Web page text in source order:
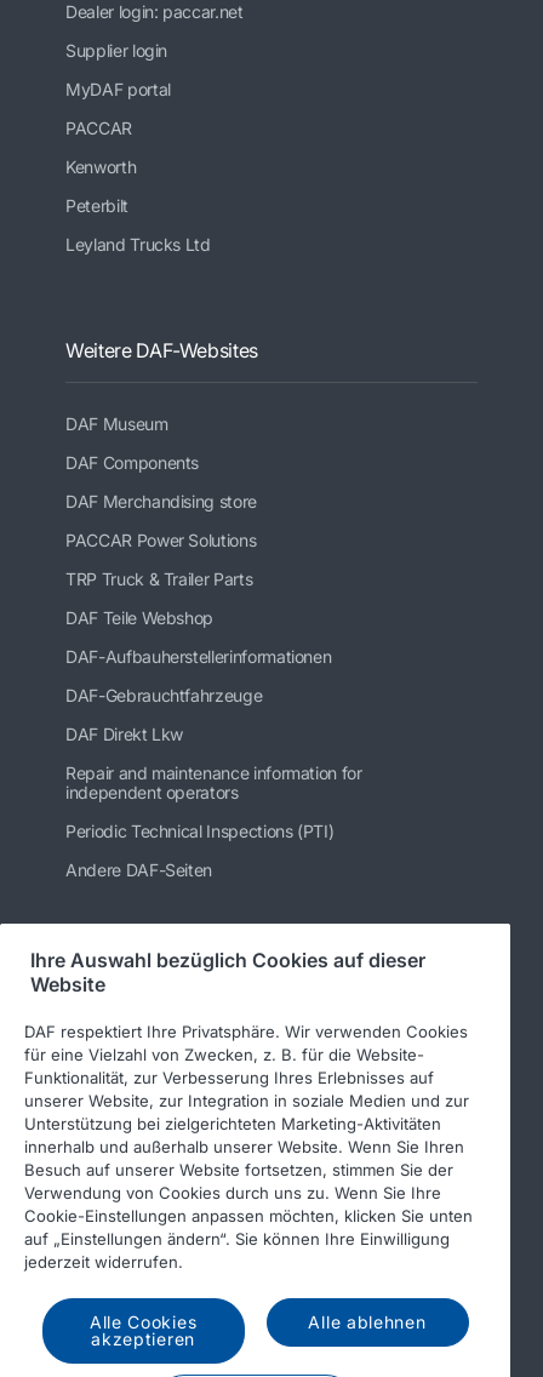
Dealer login: paccar.net
Supplier login
MyDAF portal
PACCAR
Kenworth
Peterbilt
Leyland Trucks Ltd
Weitere DAF-Websites
DAF Museum
DAF Components
DAF Merchandising store
PACCAR Power Solutions
TRP Truck & Trailer Parts
DAF Teile Webshop
DAF-Aufbauherstellerinformationen
DAF-Gebrauchtfahrzeuge
DAF Direkt Lkw
Repair and maintenance information for
independent operators
Periodic Technical Inspections (PTI)
Andere DAF-Seiten
Folgen Sie uns
© 2026 DAF
Rechtlicher Hinweis
Datenschutzerklärung
DAF und Cookies
Income Tax Report
Ihre Auswahl bezüglich Cookies auf dieser
Website
DAF respektiert Ihre Privatsphäre. Wir verwenden Cookies
für eine Vielzahl von Zwecken, z. B. für die Website-
Funktionalität, zur Verbesserung Ihres Erlebnisses auf
unserer Website, zur Integration in soziale Medien und zur
Unterstützung bei zielgerichteten Marketing-Aktivitäten
innerhalb und außerhalb unserer Website. Wenn Sie Ihren
Besuch auf unserer Website fortsetzen, stimmen Sie der
Verwendung von Cookies durch uns zu. Wenn Sie Ihre
Cookie-Einstellungen anpassen möchten, klicken Sie unten
auf „Einstellungen ändern“. Sie können Ihre Einwilligung
jederzeit widerrufen.
Alle Cookies
akzeptieren
Alle ablehnen